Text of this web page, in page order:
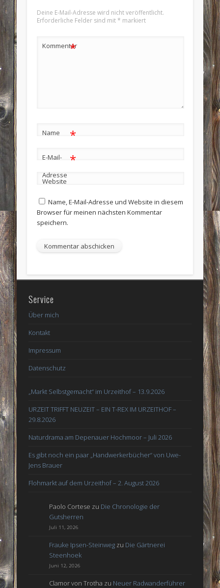
Deine E-Mail-Adresse wird nicht veröffentlicht.
Erforderliche Felder sind mit* markiert
Kommentar
*
Name *
E-Mail-
Adresse
*
Website
Name, E-Mail-Adresse und Website in diesem
Browser für meinen nächsten Kommentar
speichern.
Service
Über mich
Kontakt
Impressum
Datenschutz
„Markt Selbstgemacht“ im Urzeithof – 13.9.2026
URZEIT TRIFFT NEUZEIT – EIN T-REX IM URZEITHOF –
29.8.2026
Naturdrama am Depenauer Hochmoor – Juli 2026
Es gibt noch ein paar „Handwerkerbücher“ von Uwe-
Jens Brauer
Flohmarkt auf dem Urzeithof – 2. August 2026
Paolo Cortese zu Die Chronologie der
Gutsherren
Juli 11, 2026
Frauke Ipsen-Steinweg zu Die Gärtnerei
Steenhoek
Juni 12, 2026
Clamor von Trotha zu Neuer Radwanderführer